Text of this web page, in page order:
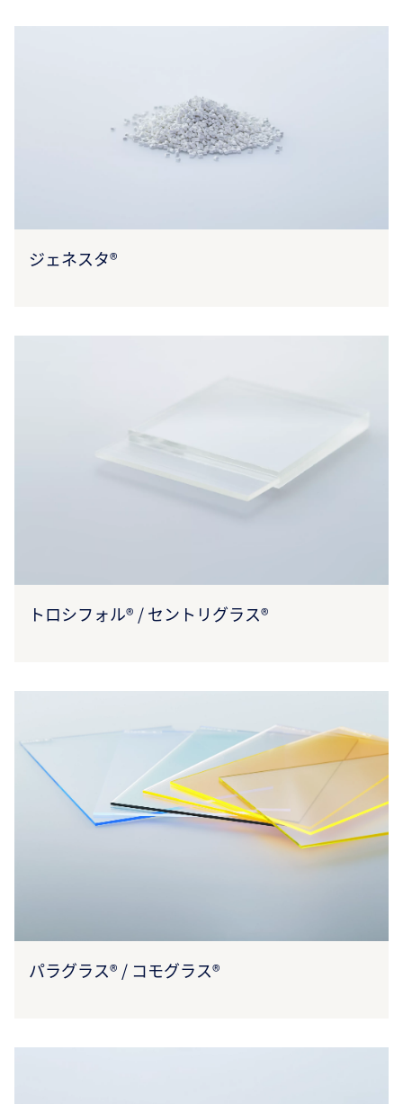
ジェネスタ®
トロシフォル® / セントリグラス®
パラグラス® / コモグラス®